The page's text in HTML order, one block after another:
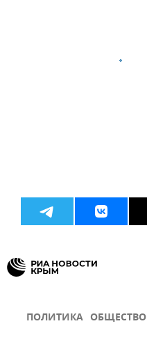
ПОЛИТИКА ОБЩЕСТВО